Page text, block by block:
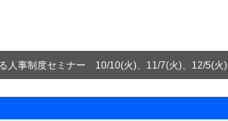
人事制度セミナー 10/10(火)、11/7(火)、12/5(火)